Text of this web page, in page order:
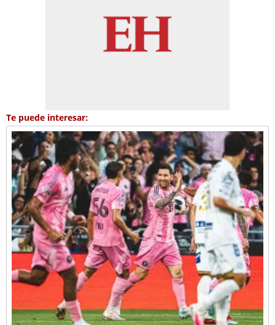
Te puede interesar: